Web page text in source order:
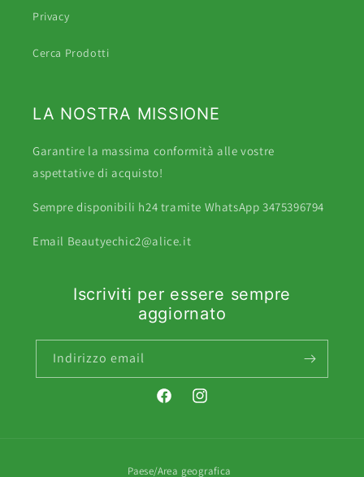
Privacy
Cerca Prodotti
LA NOSTRA MISSIONE
Garantire la massima conformità alle vostre
aspettative di acquisto!
Sempre disponibili h24 tramite WhatsApp 3475396794
Email Beautyechic2@alice.it
Iscriviti per essere sempre
aggiornato
Indirizzo email
FacebookInstagram
Paese/Area geografica